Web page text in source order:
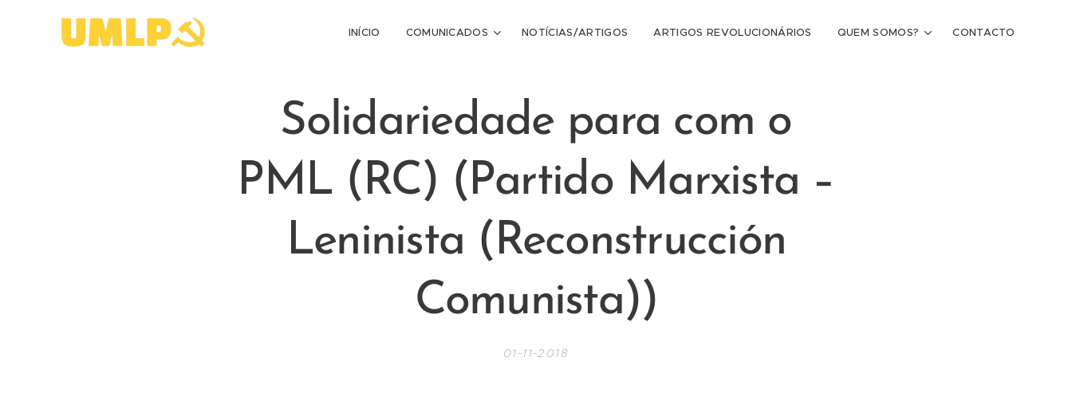
INÍCIO COMUNICADOS NOTÍCIAS/ARTIGOS ARTIGOS REVOLUCIONÁRIOS QUEM SOMOS? CONTACTO
Solidariedade para com o
PML (RC) (Partido Marxista –
Leninista (Reconstrucción
Comunista))
01-11-2018